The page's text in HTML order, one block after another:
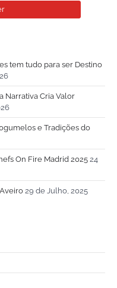
tem tudo para ser Destino
Narrativa Cria Valor
e Tradições do
On Fire Madrid 2025 24
29 de Julho, 2025